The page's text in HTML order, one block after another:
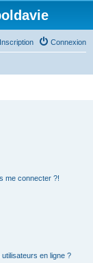
Connexion
Inscription
me connecter ?!
en ligne ?